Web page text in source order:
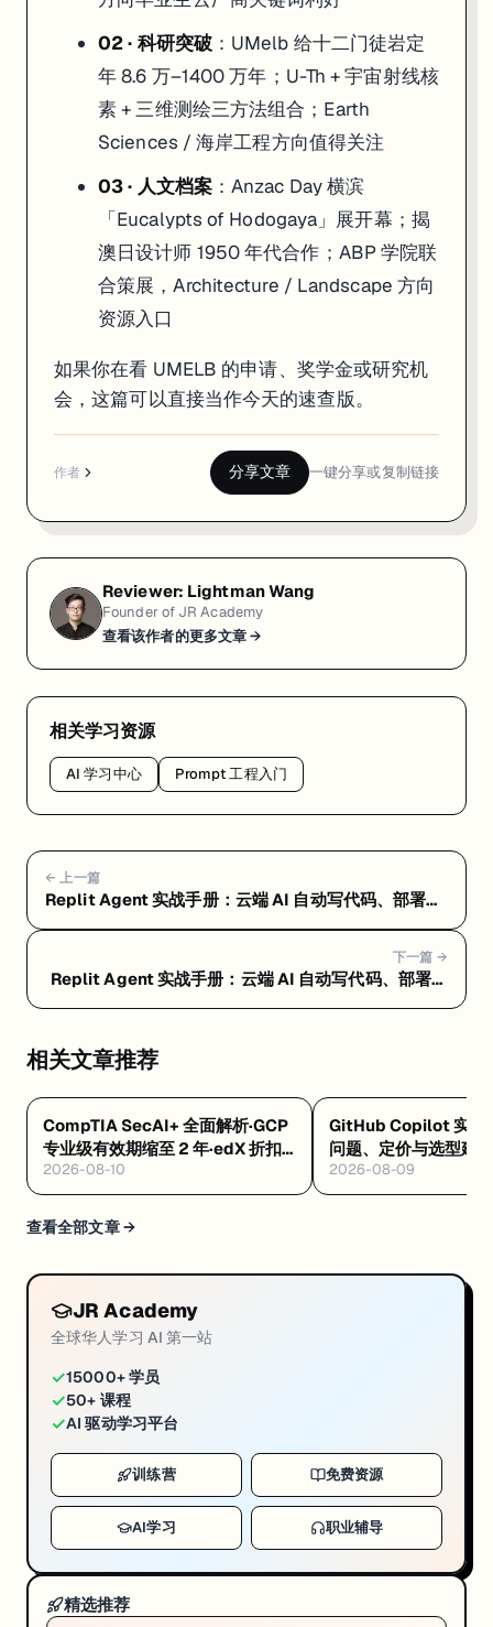
02 · 科研突破：UMelb 给十二门徒岩定
年 8.6 万–1400 万年；U-Th + 宇宙射线核
素 + 三维测绘三方法组合；Earth
Sciences / 海岸工程方向值得关注
03 · 人文档案：Anzac Day 横滨
「Eucalypts of Hodogaya」展开幕；揭
澳日设计师 1950 年代合作；ABP 学院联
合策展，Architecture / Landscape 方向
资源入口
如果你在看 UMELB 的申请、奖学金或研究机
会，这篇可以直接当作今天的速查版。
作者 分享文章 一键分享或复制链接
Reviewer: Lightman Wang
Founder of JR Academy
查看该作者的更多文章 →
相关学习资源
AI 学习中心 Prompt 工程入门
← 上一篇
Replit Agent 实战手册：云端 AI 自动写代码、部署一
下一篇 →
Replit Agent 实战手册：云端 AI 自动写代码、部署一
相关文章推荐
CompTIA SecAI+ 全面解析·GCP
专业级有效期缩至 2 年·edX 折扣
码 8/12 到期
2026-08-10
GitHub Copilot 实战
问题、定价与选型建议
2026-08-09
查看全部文章 →
JR Academy
全球华人学习 AI 第一站
✓15000+ 学员
✓50+ 课程
✓AI 驱动学习平台
训练营 免费资源
AI学习 职业辅导
精选推荐